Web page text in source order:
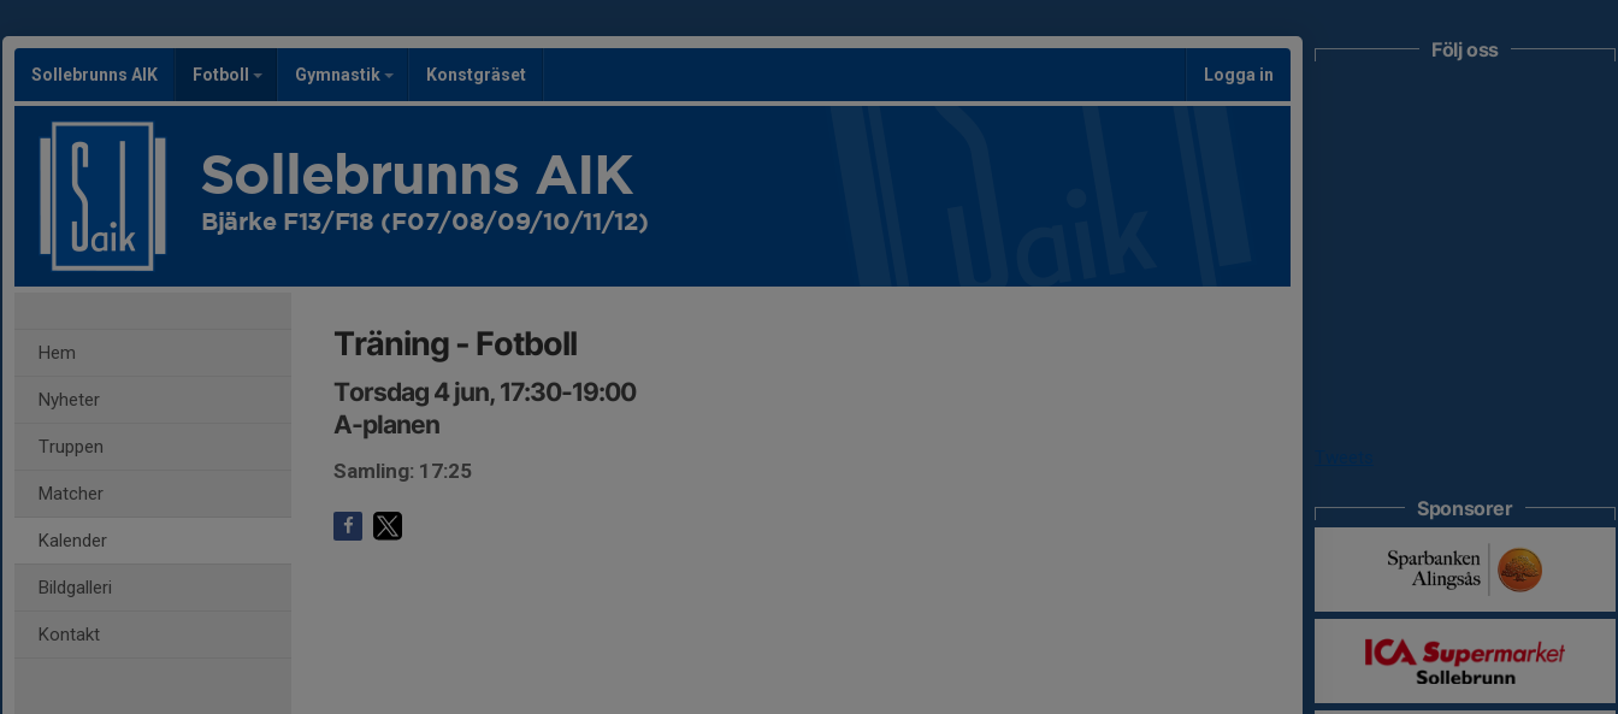
Sollebrunns AIK Fotboll Gymnastik Konstgräset Logga in
Sollebrunns AIK
Bjärke F13/F18 (F07/08/09/10/11/12)
Hem
Nyheter
Truppen
Matcher
Kalender
Bildgalleri
Kontakt
Träning - Fotboll
Torsdag 4 jun, 17:30-19:00
A-planen
Samling: 17:25
Följ oss
Sponsorer